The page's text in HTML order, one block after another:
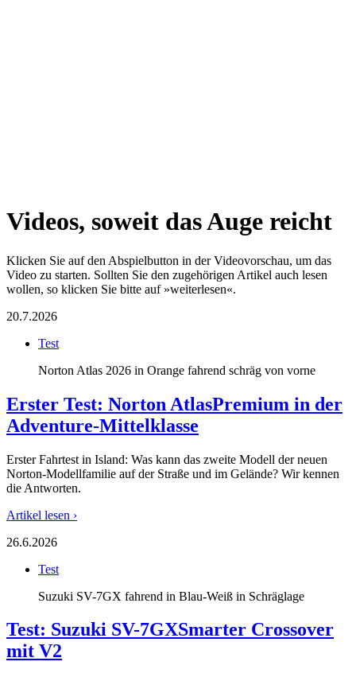
Videos, soweit das Auge reicht
Klicken Sie auf den Abspielbutton in der Videovorschau, um das
Video zu starten. Sollten Sie den zugehörigen Artikel auch lesen
wollen, so klicken Sie bitte auf »weiterlesen«.
20.7.2026
Test
Norton Atlas 2026 in Orange fahrend schräg von vorne
Erster Test: Norton AtlasPremium in der
Adventure-Mittelklasse
Erster Fahrtest in Island: Was kann das zweite Modell der neuen
Norton-Modellfamilie auf der Straße und im Gelände? Wir kennen
die Antworten.
Artikel lesen ›
26.6.2026
Test
Suzuki SV-7GX fahrend in Blau-Weiß in Schräglage
Test: Suzuki SV-7GXSmarter Crossover
mit V2